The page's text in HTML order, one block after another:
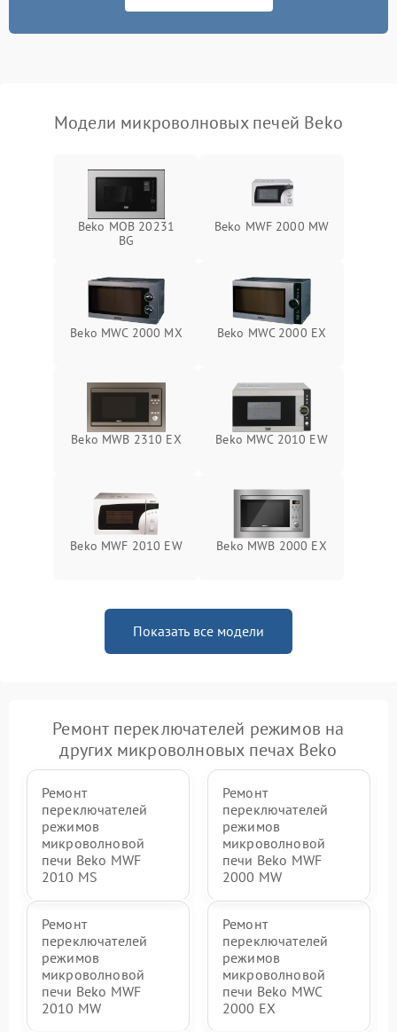
Не работают сенсорные
Сломался трансформатор Подробнее →
Модели микроволновых печей Beko
Beko MOB 20231
BG
Beko MWF 2000 MW
Beko MWC 2000 MX Beko MWC 2000 EX
Beko MWB 2310 EX Beko MWC 2010 EW
Beko MWF 2010 EW Beko MWB 2000 EX
Показать все модели
Ремонт переключателей режимов на
других микроволновых печах Beko
Ремонт
переключателей
режимов
микроволновой
печи Beko MWF
2010 MS
Ремонт
переключателей
режимов
микроволновой
печи Beko MWF
2000 MW
Ремонт
переключателей
режимов
микроволновой
печи Beko MWF
2010 MW
Ремонт
переключателей
режимов
микроволновой
печи Beko MWC
2000 EX